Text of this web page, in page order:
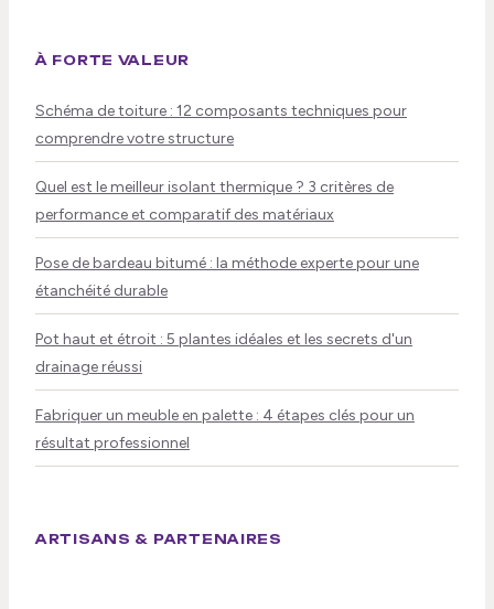
À FORTE VALEUR
Schéma de toiture : 12 composants techniques pour
comprendre votre structure
Quel est le meilleur isolant thermique ? 3 critères de
performance et comparatif des matériaux
Pose de bardeau bitumé : la méthode experte pour une
étanchéité durable
Pot haut et étroit : 5 plantes idéales et les secrets d'un
drainage réussi
Fabriquer un meuble en palette : 4 étapes clés pour un
résultat professionnel
ARTISANS & PARTENAIRES